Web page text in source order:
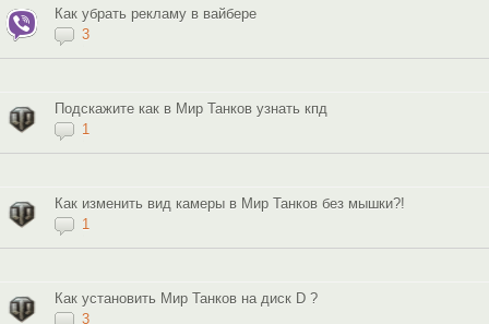
Как убрать рекламу в вайбере
3
Подскажите как в Мир Танков узнать кпд
1
Как изменить вид камеры в Мир Танков без мышки?!
1
Как установить Мир Танков на диск D ?
3